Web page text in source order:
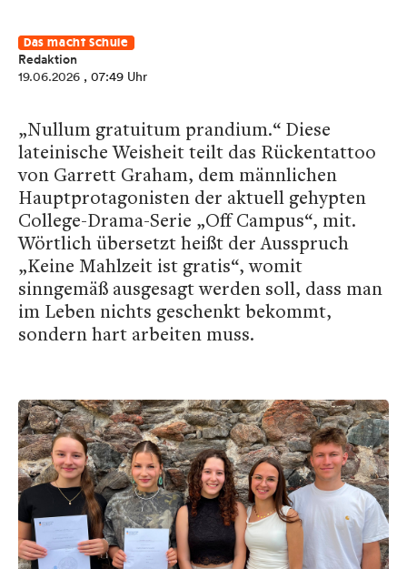
Das macht Schule
Redaktion
19.06.2026 , 07:49 Uhr
„Nullum gratuitum prandium.“ Diese
lateinische Weisheit teilt das Rückentattoo
von Garrett Graham, dem männlichen
Hauptprotagonisten der aktuell gehypten
College-Drama-Serie „Off Campus“, mit.
Wörtlich übersetzt heißt der Ausspruch
„Keine Mahlzeit ist gratis“, womit
sinngemäß ausgesagt werden soll, dass man
im Leben nichts geschenkt bekommt,
sondern hart arbeiten muss.